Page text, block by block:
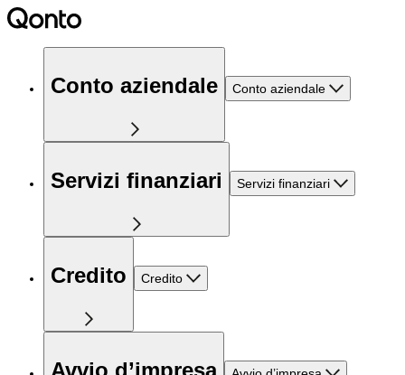
Conto aziendale Conto aziendale
Servizi finanziari Servizi finanziari
Credito Credito
Avvio d’impresa